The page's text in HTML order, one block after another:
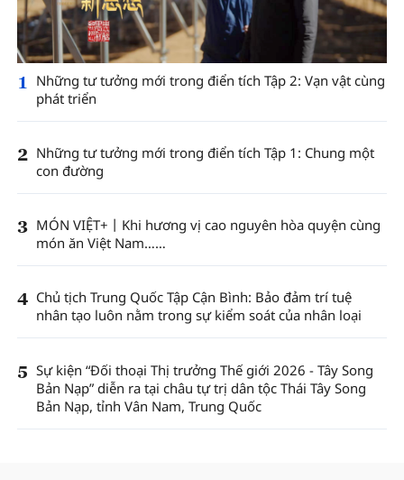
1
Những tư tưởng mới trong điển tích Tập 2: Vạn vật cùng
phát triển
2 Những tư tưởng mới trong điển tích Tập 1: Chung một
con đường
3 MÓN VIỆT+丨Khi hương vị cao nguyên hòa quyện cùng
món ăn Việt Nam……
4 Chủ tịch Trung Quốc Tập Cận Bình: Bảo đảm trí tuệ
nhân tạo luôn nằm trong sự kiểm soát của nhân loại
5 Sự kiện “Đối thoại Thị trưởng Thế giới 2026 - Tây Song
Bản Nạp” diễn ra tại châu tự trị dân tộc Thái Tây Song
Bản Nạp, tỉnh Vân Nam, Trung Quốc